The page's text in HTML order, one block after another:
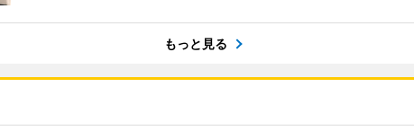
もっと見る